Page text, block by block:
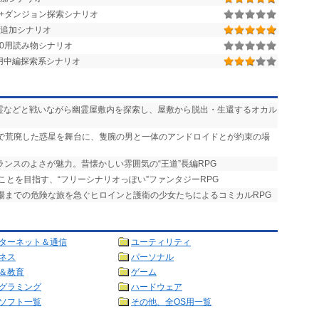
ダンジョン探索シナリオ
加シナリオ
用読み物シナリオ
編探索系シナリオ
などと戦いながら幽霊屋敷内を探索し、屋敷から脱出・生還するオカル
荒廃した惑星を舞台に、隻腕の男と一体のアンドロイドとが約束の場
スのよさが魅力。昔懐かしい雰囲気の“王道”長編RPG
とを目指す、“フリーシナリオっぽい”ファンタジーRPG
までの危険な旅を急ぐヒロインと護衛の少女たちによるコミカルRPG
ーネット＆通信
ユーティリティ
ス
パーソナル
教育
ゲーム
ラミング
ハードウェア
フト一覧 その他、全OS用一覧